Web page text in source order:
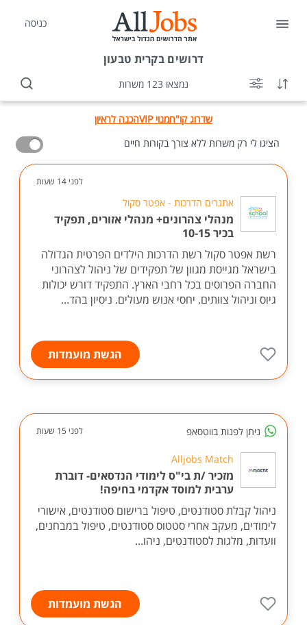
כניסה
דרושים בקרית טבעון
נמצאו 123 משרות
שדרוג קו"חמנוי VIP
הכנה לראיון
הציגו לי רק משרות ללא צורך בקורות חיים
לפני 14 שעות
אתגרים הדרכות - אפטר סקול
מנהלי צהרונים+ מנהלי אזורים, תפקיד
בכיר 10-15
רשת אפטר סקול רשת הדרכות הילדים הפרטית הגדולה
בישראל מגייסת מגוון של תפקידים של ניהול לצהרוני
החברה הפרוסים בכל רחבי הארץ. התפקיד דורש יכולות
גיוס וניהול צוותים. יחסי אנוש מעולים. ניסיון בהד...
הגשת מועמדות
ניתן לפנות בווטסאפ לפני 15 שעות
Alljobs Match
מזכיר /ת בי"ס לימודי הנדסאים- דוברת
ערבית למוסד אקדמי בחיפה!
ניהול קבלת סטודנטים, טיפול ברישום סטודנטים, אישורי
לימודים, מעקב אחרי סטטוס סטודנטים, טיפול במבחנים,
וועדות, מלגות לסטודנטים, ניהו...
הגשת מועמדות